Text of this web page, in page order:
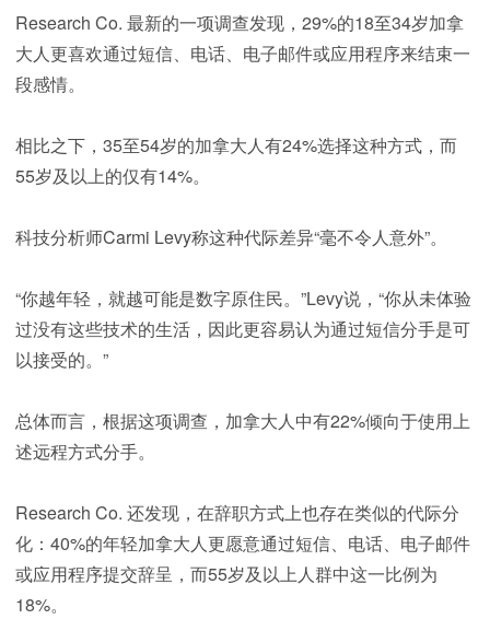
Research Co. 最新的一项调查发现，29%的18至34岁加拿
大人更喜欢通过短信、电话、电子邮件或应用程序来结束一
段感情。
相比之下，35至54岁的加拿大人有24%选择这种方式，而
55岁及以上的仅有14%。
科技分析师Carmi Levy称这种代际差异“毫不令人意外”。
“你越年轻，就越可能是数字原住民。”Levy说，“你从未体验
过没有这些技术的生活，因此更容易认为通过短信分手是可
以接受的。”
总体而言，根据这项调查，加拿大人中有22%倾向于使用上
述远程方式分手。
Research Co. 还发现，在辞职方式上也存在类似的代际分
化：40%的年轻加拿大人更愿意通过短信、电话、电子邮件
或应用程序提交辞呈，而55岁及以上人群中这一比例为
18%。